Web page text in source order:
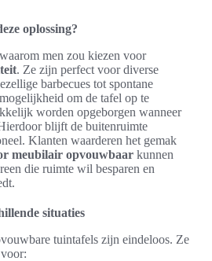
oplossing?
men zou kiezen voor
. Ze zijn perfect voor diverse
barbecues tot spontane
om de tafel op te
worden opgeborgen wanneer
blijft de buitenruimte
Klanten waarderen het gemak
meubilair opvouwbaar kunnen
die ruimte wil besparen en
situaties
tuintafels zijn eindeloos. Ze